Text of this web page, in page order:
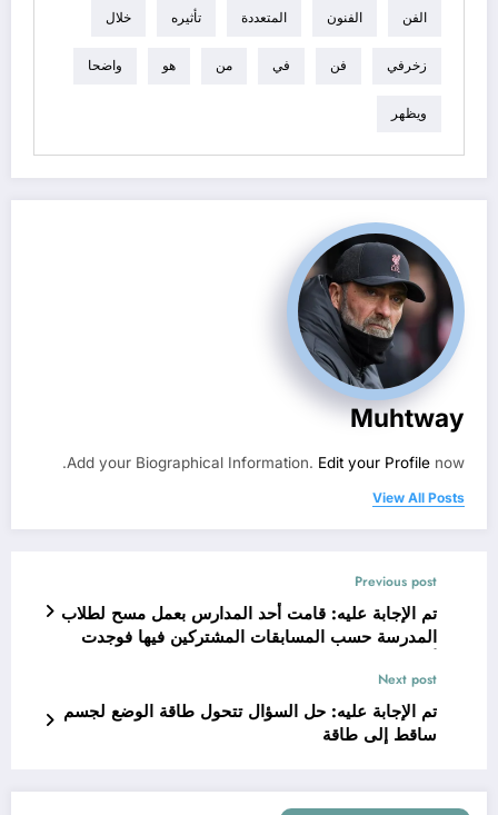
الفن الفنون المتعددة تأثيره خلال
زخرفي فن في من هو واضحا
ويظهر
Muhtway
Add your Biographical Information. Edit your Profile now.
View All Posts
Previous post
تم الإجابة عليه: قامت أحد المدارس بعمل مسح لطلاب
المدرسة حسب المسابقات المشتركين فيها فوجدت
قد اشترك فيهما معًا. أي التمثيلات الآتية هو الأنسب
لإظهار هذه البيانات
Next post
تم الإجابة عليه: حل السؤال تتحول طاقة الوضع لجسم
ساقط إلى طاقة